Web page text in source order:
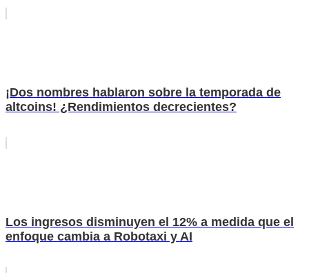
¡Dos nombres hablaron sobre la temporada de
altcoins! ¿Rendimientos decrecientes?
Los ingresos disminuyen el 12% a medida que el
enfoque cambia a Robotaxi y AI